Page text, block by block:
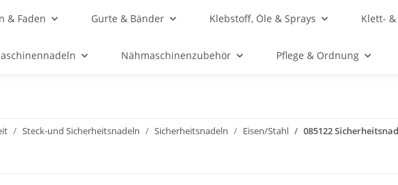
& Faden Gurte & Bänder Klebstoff, Öle & Sprays Klett-
Nähmaschinenzubehör Pflege & Ordnung
Steck-und Sicherheitsnadeln Sicherheitsnadeln Eisen/Stahl 085122